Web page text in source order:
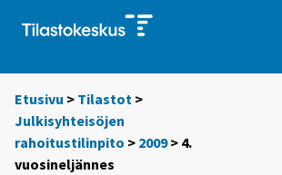
Etusivu > Tilastot >
Julkisyhteisöjen
rahoitustilinpito > 2009> 4.
vuosineljännes